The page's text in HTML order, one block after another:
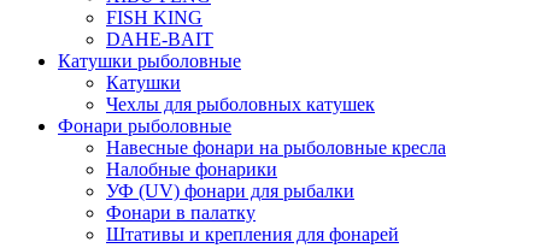
FISH KING
DAHE-BAIT
Катушки рыболовные
Катушки
Чехлы для рыболовных катушек
Фонари рыболовные
Навесные фонари на рыболовные кресла
Налобные фонарики
УФ (UV) фонари для рыбалки
Фонари в палатку
Штативы и крепления для фонарей